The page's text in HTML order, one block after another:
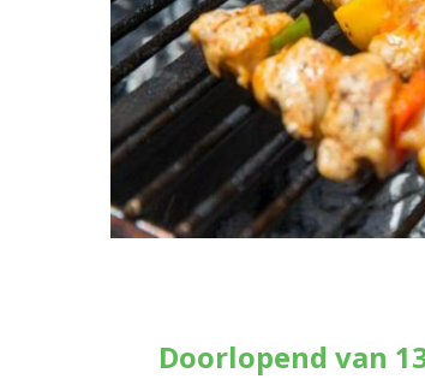
Doorlopend van